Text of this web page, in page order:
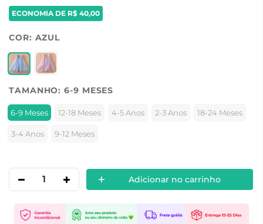
ECONOMIA DE R$ 40,00
COR: AZUL
TAMANHO:6-9 MESES
6-9 Meses 12-18 Meses 4-5 Anos 2-3 Anos 18-24 Meses
3-4 Anos 9-12 Meses
Adicionar no carrinho